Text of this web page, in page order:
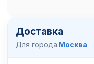
Доставка
Для города:Москва